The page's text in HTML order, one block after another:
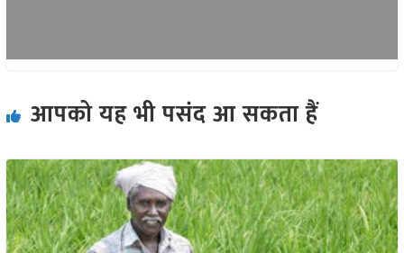
आपको यह भी पसंद आ सकता हैं